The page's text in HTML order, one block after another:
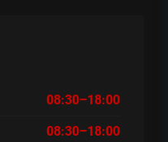
08:30–18:00
08:30–18:00